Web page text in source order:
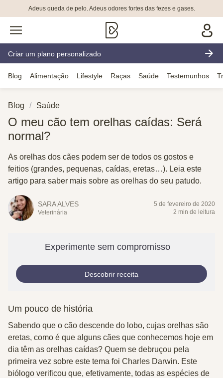
Adeus queda de pelo. Adeus odores fortes das fezes e gases.
Criar um plano personalizado
Blog Alimentação Lifestyle Raças Saúde Testemunhos
Blog Saúde
O meu cão tem orelhas caídas: Será
normal?
As orelhas dos cães podem ser de todos os gostos e
feitios (grandes, pequenas, caídas, eretas…). Leia este
artigo para saber mais sobre as orelhas do seu patudo.
SARA ALVES
Veterinária
5 de fevereiro de 2020
2 min de leitura
Experimente sem compromisso
Descobrir receita
Um pouco de história
Sabendo que o cão descende do lobo, cujas orelhas são
eretas, como é que alguns cães que conhecemos hoje em
dia têm as orelhas caídas? Quem se debruçou pela
primeira vez sobre este tema foi Charles Darwin. Este
biólogo verificou que, efetivamente, todas as espécies de